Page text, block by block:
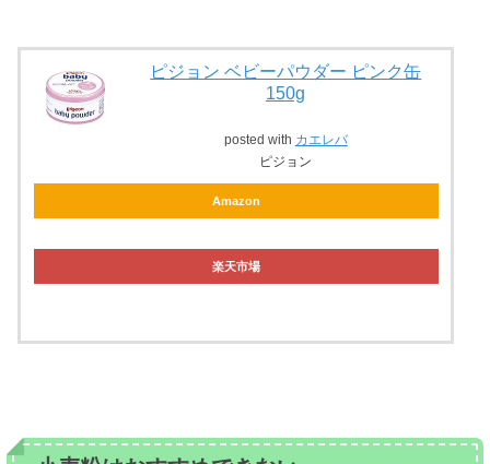
ピジョン ベビーパウダー ピンク缶
150g
posted with カエレバ
ピジョン
Amazon
楽天市場